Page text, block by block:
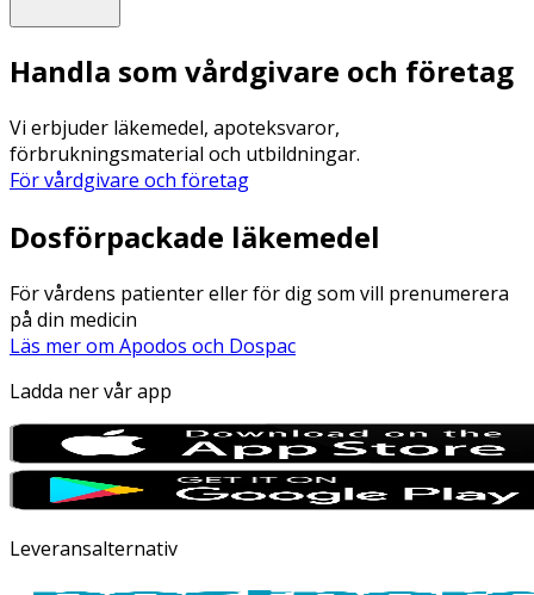
Handla som vårdgivare och företag
Vi erbjuder läkemedel, apoteksvaror,
förbrukningsmaterial och utbildningar.
För vårdgivare och företag
Dosförpackade läkemedel
För vårdens patienter eller för dig som vill prenumerera
på din medicin
Läs mer om Apodos och Dospac
Ladda ner vår app
Leveransalternativ